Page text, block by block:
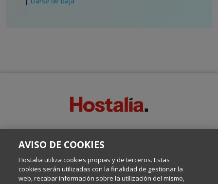
Escrito por el equipo de Comunicación de Hostalia, dirigido por
Internet y Tecnología.
AVISO DE COOKIES
Hostalia utiliza cookies propias y de terceros. Estas
cookies serán utilizadas con la finalidad de gestionar la
web, recabar información sobre la utilización del mismo,